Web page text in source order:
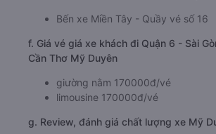
Bến xe Miền Tây - Quầy vé số 16
f. Giá vé giá xe khách đi Quận 6 - Sài
Cần Thơ Mỹ Duyên
giường nằm 170000đ/vé
limousine 170000đ/vé
g. Review, đánh giá chất lượng xe Mỹ